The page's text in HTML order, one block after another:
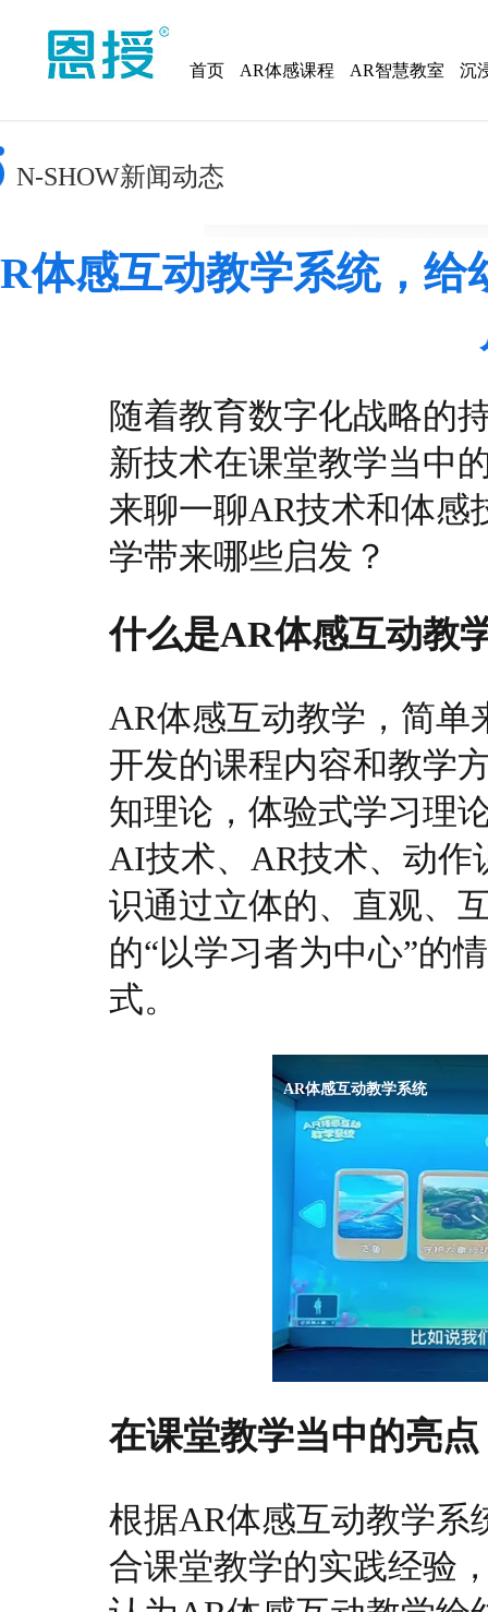
首页 AR体感课程 AR智慧教室 沉
N-SHOW新闻动态
体感互动教学系统，给
随着教育数字化战略的
新技术在课堂教学当中
来聊一聊AR技术和体感
学带来哪些启发？
什么是AR体感互动教
AR体感互动教学，简单
开发的课程内容和教学
知理论，体验式学习理
AI技术、AR技术、动作
识通过立体的、直观、
的“以学习者为中心”的
式。
在课堂教学当中的亮点
根据AR体感互动教学系
合课堂教学的实践经验